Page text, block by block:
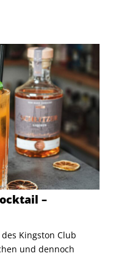
–
Kingston Club
und dennoch